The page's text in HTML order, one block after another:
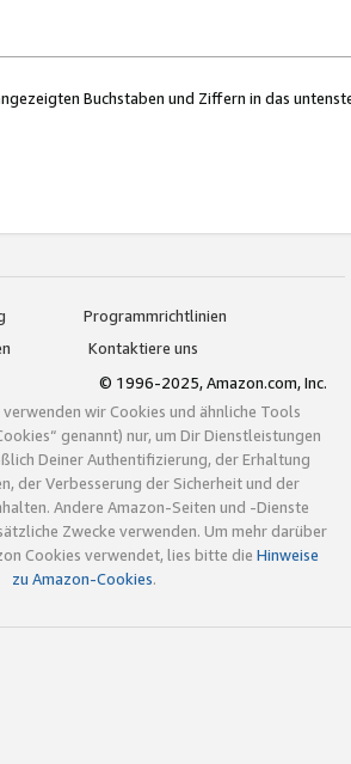
Buchstaben und Ziffern in das
Programmrichtlinien
Kontaktiere uns
© 1996-2025, Amazon.com, Inc.
wir Cookies und ähnliche Tools
genannt) nur, um Dir Dienstleistungen
Deiner Authentifizierung, der Erhaltung
der Verbesserung der Sicherheit und der
Andere Amazon-Seiten und -Dienste
Zwecke verwenden. Um mehr darüber
Cookies verwendet, lies bitte die Hinweise
zu Amazon-Cookies.